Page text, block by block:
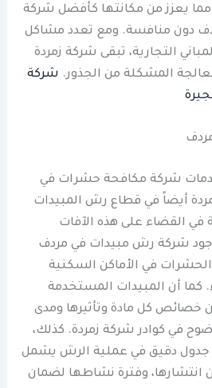
يعزز من مكانتها كأفضل شركة
دون منافسة. ومع تعدد مشاكل
التجارية، تبقى شركة زمردة
المشكلة من الجذور. شركة
شركة مكافحة حشرات في
أيضاً في قطاع رش المبيدات
في القضاء على هذه الآفات
وجود شركة رش مبيدات في مردف
في الأماكن السكنية
كما أن المبيدات المستخدمة
خصائص كل مادة وتأثيرها ومدى
في كوادر شركة زمردة. كذلك،
جدول دقيق في عملية الرش يشمل
انتشارها، وفترة نشاطها لضمان